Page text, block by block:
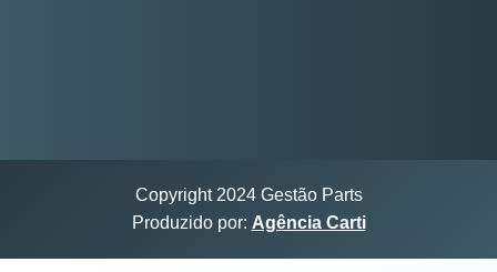
Copyright 2024 Gestão Parts
Produzido por: Agência Carti